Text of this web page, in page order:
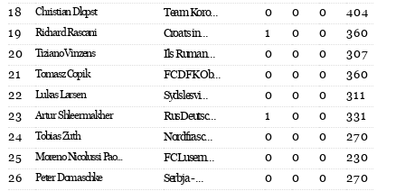
18
Christian Dlopst Team Koro... 0 0 0
404
19
Richard Rascani Croats in... 1 0 0
360
20
Tiziano Vinzens Ils Ruman... 0 0 0
307
21
Tomasz Copik FC DFK Ob... 0 0 0
360
22
Lukas Larsen Sydslesvi... 0 0 0
311
23
Artur Shleermakher RusDeutsc... 1 0 0
331
24
Tobias Zuth Nordfrasc... 0 0 0
270
25
Moreno Nicolussi Pao... FC Lusern... 0 0 0
230
26
Peter Domaschke Serbja - ... 0 0 0
270